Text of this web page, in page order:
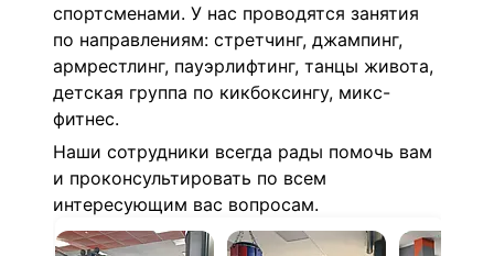
спортсменами. У нас проводятся занятия
по направлениям: стретчинг, джампинг,
армрестлинг, пауэрлифтинг, танцы живота,
детская группа по кикбоксингу, микс-
фитнес.
Наши сотрудники всегда рады помочь вам
и проконсультировать по всем
интересующим вас вопросам.